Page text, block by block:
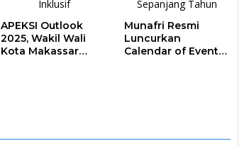
APEKSI Outlook
2025, Wakil Wali
Kota Makassar
Munafri Resmi
Luncurkan
Calendar of Event